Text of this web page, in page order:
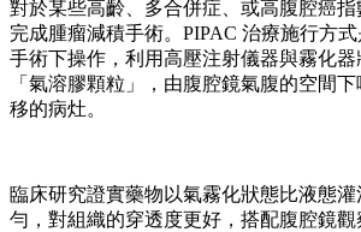
對於某些高齡、多合併症、或高腹腔癌
完成腫瘤減積手術。PIPAC 治療施行方
手術下操作，利用高壓注射儀器與霧化
「氣溶膠顆粒」，由腹腔鏡氣腹的空間
移的病灶。
臨床研究證實藥物以氣霧化狀態比液態
勻，對組織的穿透度更好，搭配腹腔鏡